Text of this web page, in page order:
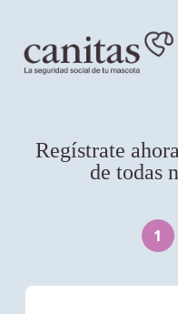
Regístrate
de todas
1